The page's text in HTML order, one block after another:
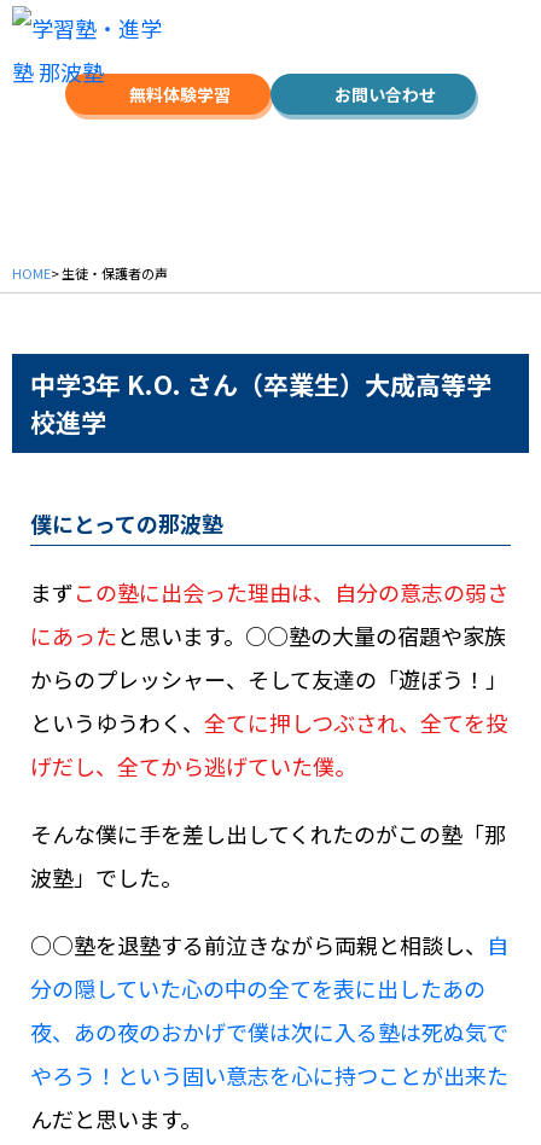
無料体験学習 お問い合わせ
HOME> 生徒・保護者の声
中学3年 K.O. さん（卒業生） 大成高等学
校進学
僕にとっての那波塾
まずこの塾に出会った理由は、自分の意志の弱さ
にあったと思います。○○塾の大量の宿題や家族
からのプレッシャー、そして友達の「遊ぼう！」
というゆうわく、 全てに押しつぶされ、全てを投
げだし、全てから逃げていた僕。
そんな僕に手を差し出してくれたのがこの塾「那
波塾」でした。
○○塾を退塾する前泣きながら両親と相談し、
自
分の隠していた心の中の全てを表に出したあの
夜、あの夜のおかげで僕は次に入る塾は死ぬ気で
やろう！という固い意志を心に持つことが出来た
んだと思います。